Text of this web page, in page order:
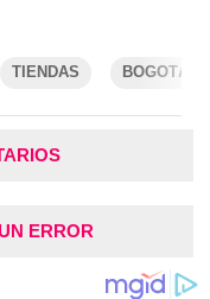
TIENDAS BOGOTÁ
ERROR